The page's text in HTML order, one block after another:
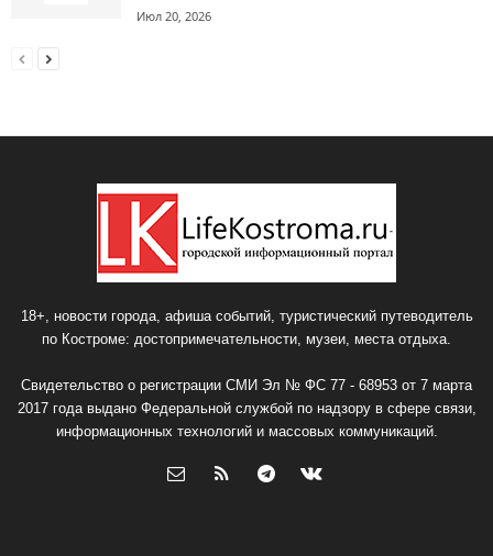
Июл 20, 2026
18+, новости города, афиша событий, туристический путеводитель
по Костроме: достопримечательности, музеи, места отдыха.
Свидетельство о регистрации СМИ Эл № ФС 77 - 68953 от 7 марта
2017 года выдано Федеральной службой по надзору в сфере связи,
информационных технологий и массовых коммуникаций.